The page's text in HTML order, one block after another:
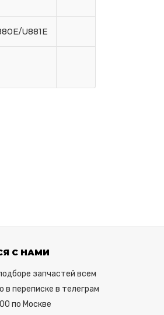
U881E
С НАМИ
запчастей всем
в переписке в телеграм
по Москве